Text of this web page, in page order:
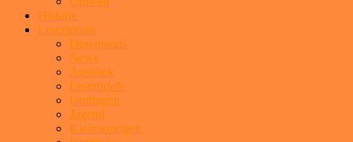
Historie
Leserforum
Downloads
News
Ausblick
Leserbriefe
Umfragen
Jugend
Kleinanzeigen